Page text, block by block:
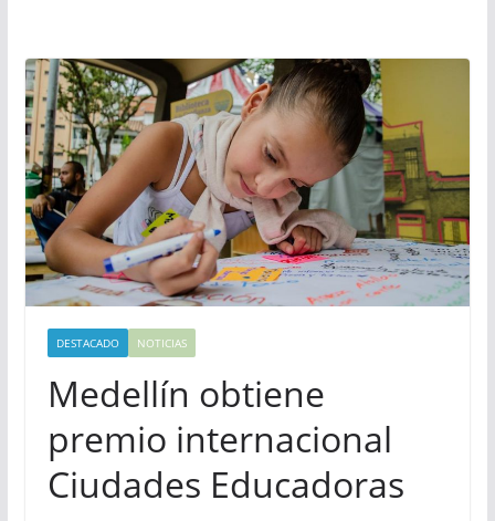
DESTACADO NOTICIAS
Medellín obtiene
premio internacional
Ciudades Educadoras